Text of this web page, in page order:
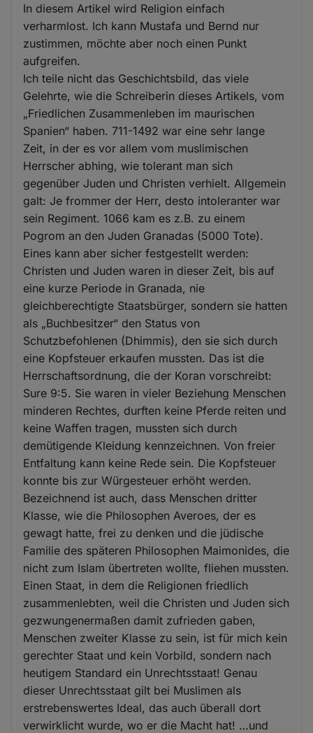
In diesem Artikel wird Religion einfach
verharmlost. Ich kann Mustafa und Bernd nur
zustimmen, möchte aber noch einen Punkt
aufgreifen.
Ich teile nicht das Geschichtsbild, das viele
Gelehrte, wie die Schreiberin dieses Artikels, vom
„Friedlichen Zusammenleben im maurischen
Spanien“ haben. 711-1492 war eine sehr lange
Zeit, in der es vor allem vom muslimischen
Herrscher abhing, wie tolerant man sich
gegenüber Juden und Christen verhielt. Allgemein
galt: Je frommer der Herr, desto intoleranter war
sein Regiment. 1066 kam es z.B. zu einem
Pogrom an den Juden Granadas (5000 Tote).
Eines kann aber sicher festgestellt werden:
Christen und Juden waren in dieser Zeit, bis auf
eine kurze Periode in Granada, nie
gleichberechtigte Staatsbürger, sondern sie hatten
als „Buchbesitzer“ den Status von
Schutzbefohlenen (Dhimmis), den sie sich durch
eine Kopfsteuer erkaufen mussten. Das ist die
Herrschaftsordnung, die der Koran vorschreibt:
Sure 9:5. Sie waren in vieler Beziehung Menschen
minderen Rechtes, durften keine Pferde reiten und
keine Waffen tragen, mussten sich durch
demütigende Kleidung kennzeichnen. Von freier
Entfaltung kann keine Rede sein. Die Kopfsteuer
konnte bis zur Würgesteuer erhöht werden.
Bezeichnend ist auch, dass Menschen dritter
Klasse, wie die Philosophen Averoes, der es
gewagt hatte, frei zu denken und die jüdische
Familie des späteren Philosophen Maimonides, die
nicht zum Islam übertreten wollte, fliehen mussten.
Einen Staat, in dem die Religionen friedlich
zusammenlebten, weil die Christen und Juden sich
gezwungenermaßen damit zufrieden gaben,
Menschen zweiter Klasse zu sein, ist für mich kein
gerechter Staat und kein Vorbild, sondern nach
heutigem Standard ein Unrechtsstaat! Genau
dieser Unrechtsstaat gilt bei Muslimen als
erstrebenswertes Ideal, das auch überall dort
verwirklicht wurde, wo er die Macht hat! …und